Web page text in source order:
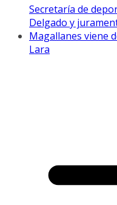
Secretaría de
Delgado y
Magallanes viene
Lara